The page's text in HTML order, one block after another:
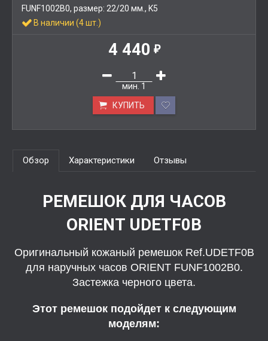
FUNF1002B0, размер: 22/20 мм., K5
В наличии (4 шт.)
4 440 ₽
мин. 1
КУПИТЬ
Обзор Характеристики Отзывы
РЕМЕШОК ДЛЯ ЧАСОВ
ORIENT UDETF0B
Оригинальный кожаный ремешок Ref.UDETF0B
для наручных часов ORIENT FUNF1002B0.
Застежка черного цвета.
Этот ремешок подойдет к следующим
моделям: